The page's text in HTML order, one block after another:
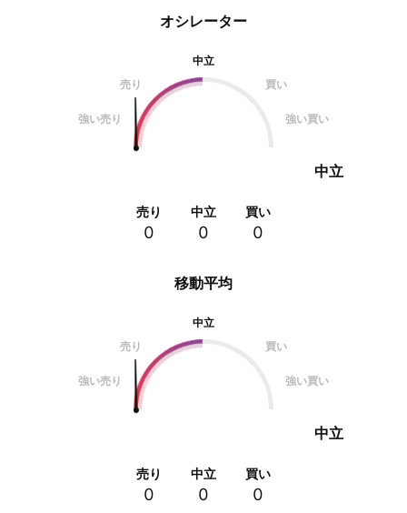
オシレーター
中立
売り
買い
強い売り 強い買い
中立
売り
0
中立
0
買い
0
移動平均
中立
売り
買い
強い売り 強い買い
中立
売り
0
中立
0
買い
0